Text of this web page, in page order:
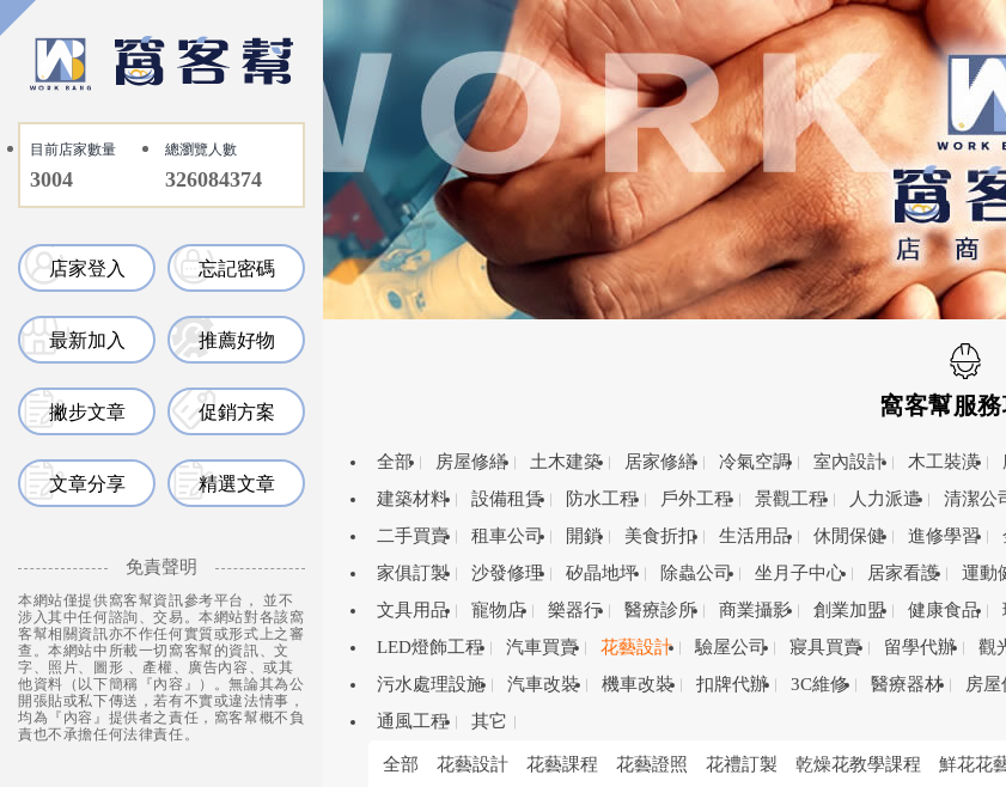
目前店家數量
3004
總瀏覽人數
326084374
店家登入 忘記密碼
最新加入 推薦好物
撇步文章 促銷方案
文章分享 精選文章
免責聲明
本網站僅提供窩客幫資訊參考平台， 並不
涉入其中任何諮詢、交易。本網站對各該窩
客幫相關資訊亦不作任何實質或形式上之審
查。本網站中所載一切窩客幫的資訊、文
字、照片、圖形 、產權、廣告內容、或其
他資料（以下簡稱『內容』）。無論其為公
開張貼或私下傳送，若有不實或違法情事，
均為『內容』提供者之責任，窩客幫概不負
責也不承擔任何法律責任。
窩客幫服務
全部 房屋修繕 土木建築 居家修繕 冷氣空調 室內設計 木工裝潢
建築材料
設備租賃 防水工程 戶外工程 景觀工程 人力派遣 清潔公
二手買賣
租車公司 開鎖 美食折扣 生活用品 休閒保健 進修學習
家俱訂製
沙發修理 矽晶地坪 除蟲公司 坐月子中心 居家看護 運動
文具用品
寵物店 樂器行 醫療診所 商業攝影 創業加盟 健康食品
LED燈飾工程
汽車買賣 花藝設計 驗屋公司 寢具買賣 留學代辦 觀
污水處理設施
汽車改裝 機車改裝 扣牌代辦 3C維修 醫療器材 房屋
通風工程
其它
全部 花藝設計 花藝課程 花藝證照 花禮訂製 乾燥花教學課程 鮮花花